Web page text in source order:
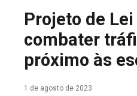
FALE CONOSCO
Projeto de
combater
próximo às
1 de agosto de 2023